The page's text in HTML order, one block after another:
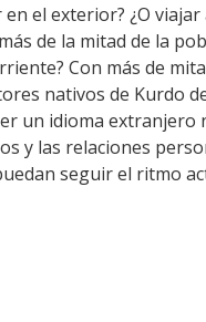
el exterior? ¿O
de la mitad de la
Con más de
nativos de Kurdo
un idioma
y las relaciones
seguir el ritmo